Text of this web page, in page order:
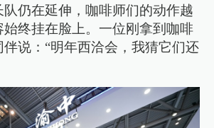
仍在延伸，咖啡师们的动作越
终挂在脸上。一位刚拿到咖啡
说：“明年西洽会，我猜它们还